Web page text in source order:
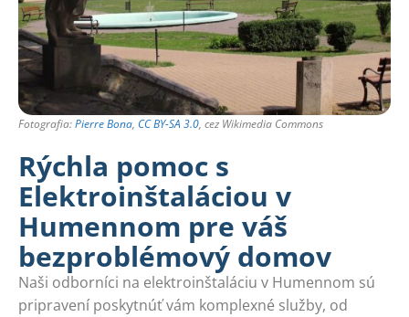
Fotografia:Pierre Bona, CC BY-SA 3.0, cez Wikimedia Commons
Rýchla pomoc s
Elektroinštaláciou v
Humennom pre váš
bezproblémový domov
Naši odborníci na elektroinštaláciu v Humennom sú
pripravení poskytnúť vám komplexné služby, od